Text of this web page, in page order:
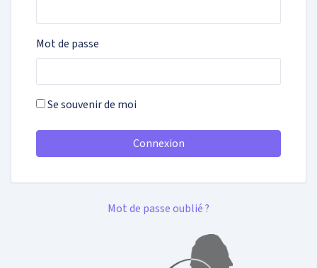
Mot de passe
Se souvenir de moi
Connexion
Mot de passe oublié ?